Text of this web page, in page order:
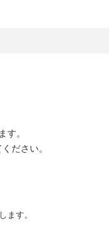
す。
ださい。
ます。